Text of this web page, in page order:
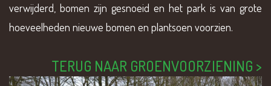
verwijderd, bomen zijn gesnoeid en het park is van grote
hoeveelheden nieuwe bomen en plantsoen voorzien.
TERUG NAAR GROENVOORZIENING >